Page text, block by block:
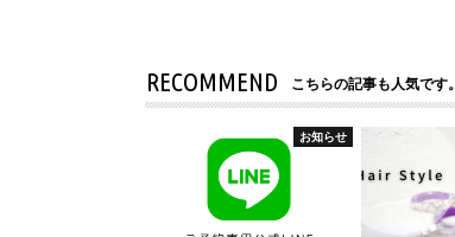
RECOMMEND こちらの記事も人気です。
お知らせ